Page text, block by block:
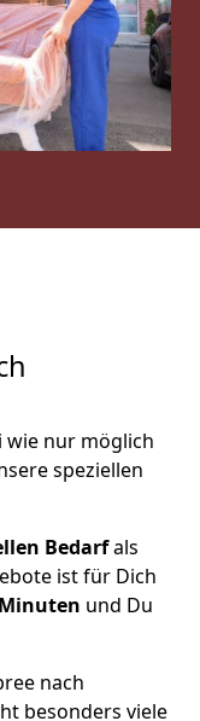
wie nur möglich
speziellen
Bedarfals
ist für Dich
Minuten und Du
nach
besonders viele